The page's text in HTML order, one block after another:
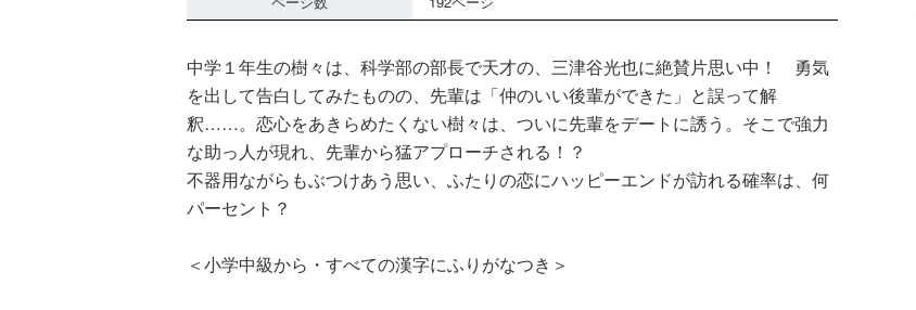
中学１年生の樹々は、科学部の部長で天才の、三津谷光也に絶賛片思い中！ 勇気
を出して告白してみたものの、先輩は「仲のいい後輩ができた」と誤って解
釈……。恋心をあきらめたくない樹々は、ついに先輩をデートに誘う。そこで強力
な助っ人が現れ、先輩から猛アプローチされる！？
不器用ながらもぶつけあう思い、ふたりの恋にハッピーエンドが訪れる確率は、何
パーセント？
＜小学中級から・すべての漢字にふりがなつき＞
さん！？ ６年１
組 黒魔女さんが通
る！！（１８）
黒魔女さんと恋の魔
女さんが通る！！
（１７）
いきなりお姫さまに
なっちゃいまし
００％の異世界アン
かわいく（なく）て